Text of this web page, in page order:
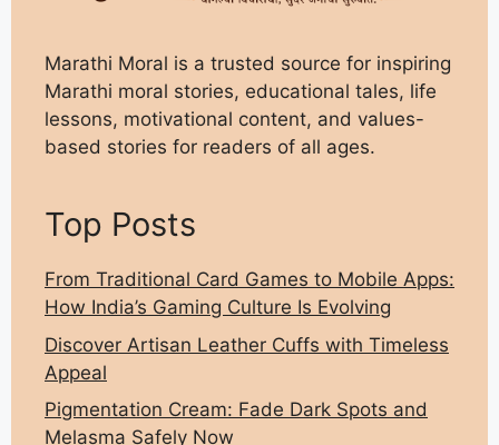
Marathi Moral is a trusted source for inspiring
Marathi moral stories, educational tales, life
lessons, motivational content, and values-
based stories for readers of all ages.
Top Posts
From Traditional Card Games to Mobile Apps:
How India’s Gaming Culture Is Evolving
Discover Artisan Leather Cuffs with Timeless
Appeal
Pigmentation Cream: Fade Dark Spots and
Melasma Safely Now